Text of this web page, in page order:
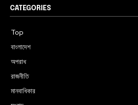
CATEGORIES
Top
বাংলাদেশ
অপরাধ
রাজনীতি
মানবাধিকার